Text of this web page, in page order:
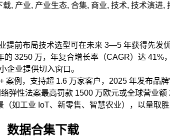
载, 产业, 产业生态, 合集, 商业, 技术, 技术演进,
提前布局技术选型可在未来 3—5 年获得先发优
3250 万，年复合增长率（CAGR）达 41%
企业提供切入窗口。
，支持超 1.6 万家客户，2025 年发布品牌”
性法案最高罚款 1500 万欧元或全球营业额
如工业 IoT、新零售、智慧农业），以量取胜
数据合集下载